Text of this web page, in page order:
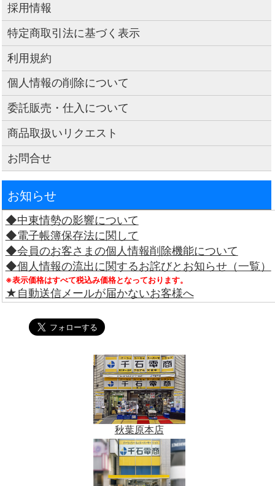
採用情報
特定商取引法に基づく表示
利用規約
個人情報の削除について
委託販売・仕入について
商品取扱いリクエスト
お問合せ
お知らせ
◆中東情勢の影響について
◆電子帳簿保存法に関して
◆会員のお客さまの個人情報削除機能について
◆個人情報の流出に関するお詫びとお知らせ（一覧）
※表示価格はすべて税込み価格となっております。
★自動送信メールが届かないお客様へ
秋葉原本店